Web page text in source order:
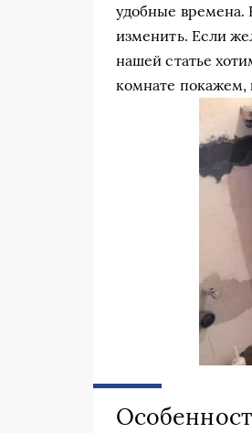
удобные времена.
изменить. Если
нашей статье
комнате покажем,